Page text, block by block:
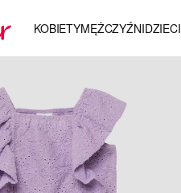
KOBIETYMĘŻCZYŹNIDZIECI